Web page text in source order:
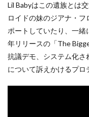
Lil Babyはこの遺族とは
ロイドの妹のジアナ・
ポートしていたり、一
年リリースの「The
抗議デモ、システム化さ
について訴えかけるプロ